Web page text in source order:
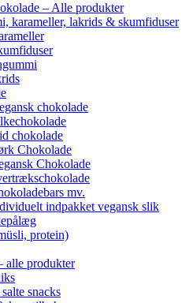
– Alle produkter
karameller, lakrids & skumfiduser
chokolade
chokolade
Chokolade
Chokolade
mv.
indpakket vegansk slik
protein)
alle produkter
snacks